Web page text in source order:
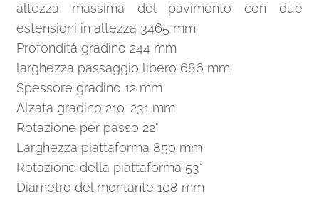
altezza massima del pavimento con due
estensioni in altezza 3465 mm
Profondità gradino 244 mm
larghezza passaggio libero 686 mm
Spessore gradino 12 mm
Alzata gradino 210-231 mm
Rotazione per passo 22°
Larghezza piattaforma 850 mm
Rotazione della piattaforma 53°
Diametro del montante 108 mm